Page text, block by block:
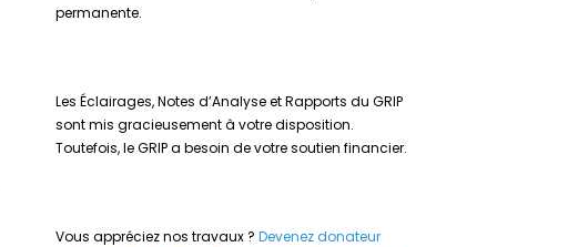
permanente.
Les Éclairages, Notes d’Analyse et Rapports du GRIP
sont mis gracieusement à votre disposition.
Toutefois, le GRIP a besoin de votre soutien financier.
Vous appréciez nos travaux ? Devenez donateur